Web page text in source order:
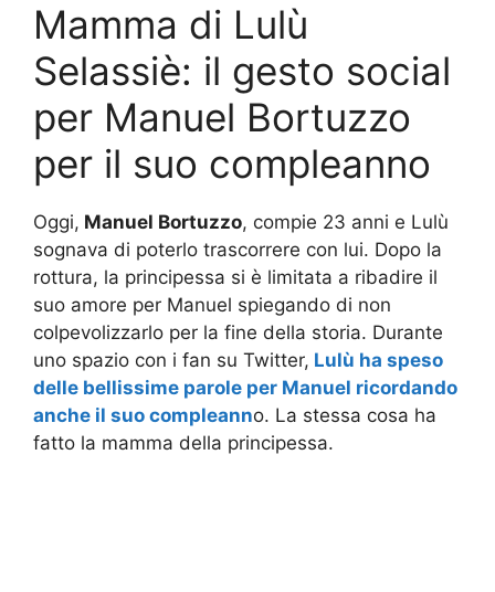
Mamma di Lulù
Selassiè: il gesto social
per Manuel Bortuzzo
per il suo compleanno
Oggi, Manuel Bortuzzo, compie 23 anni e Lulù
sognava di poterlo trascorrere con lui. Dopo la
rottura, la principessa si è limitata a ribadire il
suo amore per Manuel spiegando di non
colpevolizzarlo per la fine della storia. Durante
uno spazio con i fan su Twitter, Lulù ha speso
delle bellissime parole per Manuel ricordando
anche il suo compleanno. La stessa cosa ha
fatto la mamma della principessa.